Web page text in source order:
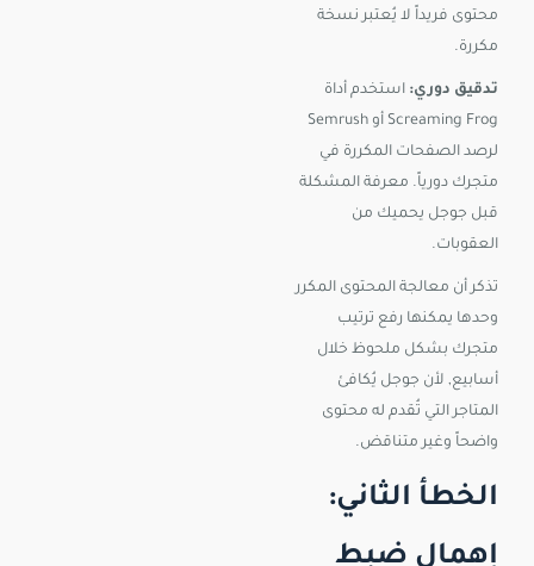
محتوى فريداً لا يُعتبر نسخة
مكررة.
تدقيق دوري: استخدم أداة
Screaming Frog أو Semrush
لرصد الصفحات المكررة في
متجرك دورياً. معرفة المشكلة
قبل جوجل يحميك من
العقوبات.
تذكر أن معالجة المحتوى المكرر
وحدها يمكنها رفع ترتيب
متجرك بشكل ملحوظ خلال
أسابيع, لأن جوجل يُكافئ
المتاجر التي تُقدم له محتوى
واضحاً وغير متناقض.
الخطأ الثاني:
إهمال ضبط